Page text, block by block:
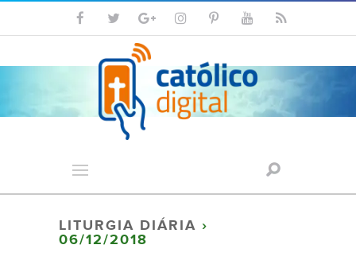
LITURGIA DIÁRIA ›
06/12/2018